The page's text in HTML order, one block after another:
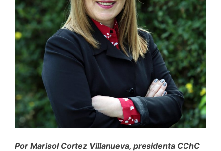
Por Marisol Cortez Villanueva, presidenta CChC